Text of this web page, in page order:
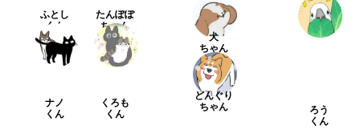
ふとし
くん
たんぽぽ
ちゃん
ナノ
くん
くろも
くん
犬
ちゃん
どんぐり
ちゃん
くん
ろう
くん